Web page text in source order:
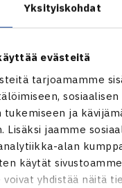
Yksityiskohdat
evästeitä
tarjoamamme
sosiaalisen
tukemiseen ja
Lisäksi jaamme
alan
käytät
voivat yhdistää näitä
sijoitettuina